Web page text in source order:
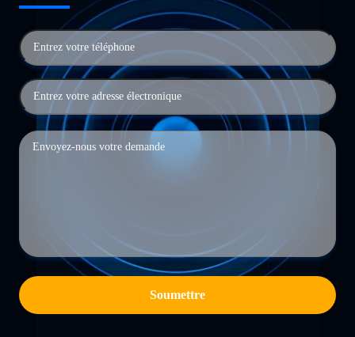
Soumettre